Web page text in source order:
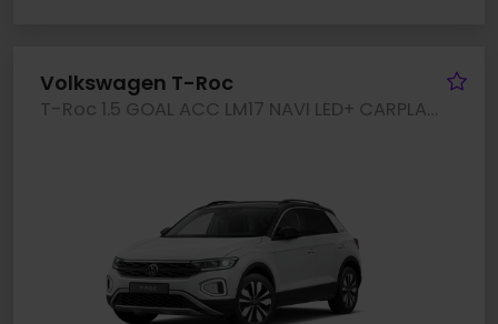
Volkswagen T-Roc
T-Roc 1.5 GOAL ACC LM17 NAVI LED+ CARPLAY SITZHZ